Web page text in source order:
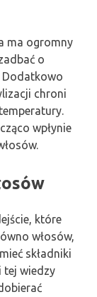
ma ogromny
o
Dodatkowo
chroni
wpłynie
które
włosów,
składniki
tej wiedzy